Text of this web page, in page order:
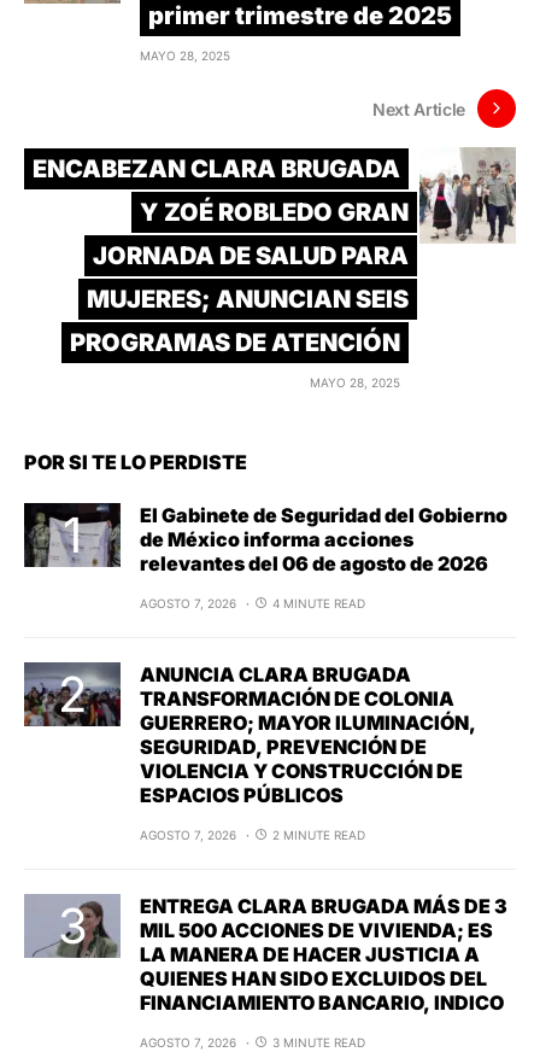
primer trimestre de 2025
MAYO 28, 2025
Next Article
ENCABEZAN CLARA BRUGADA
Y ZOÉ ROBLEDO GRAN
JORNADA DE SALUD PARA
MUJERES; ANUNCIAN SEIS
PROGRAMAS DE ATENCIÓN
MAYO 28, 2025
POR SI TE LO PERDISTE
El Gabinete de Seguridad del Gobierno
de México informa acciones
relevantes del 06 de agosto de 2026
AGOSTO 7, 2026 4 MINUTE READ
ANUNCIA CLARA BRUGADA
TRANSFORMACIÓN DE COLONIA
GUERRERO; MAYOR ILUMINACIÓN,
SEGURIDAD, PREVENCIÓN DE
VIOLENCIA Y CONSTRUCCIÓN DE
ESPACIOS PÚBLICOS
AGOSTO 7, 2026 2 MINUTE READ
ENTREGA CLARA BRUGADA MÁS DE 3
MIL 500 ACCIONES DE VIVIENDA; ES
LA MANERA DE HACER JUSTICIA A
QUIENES HAN SIDO EXCLUIDOS DEL
FINANCIAMIENTO BANCARIO, INDICO
AGOSTO 7, 2026 3 MINUTE READ